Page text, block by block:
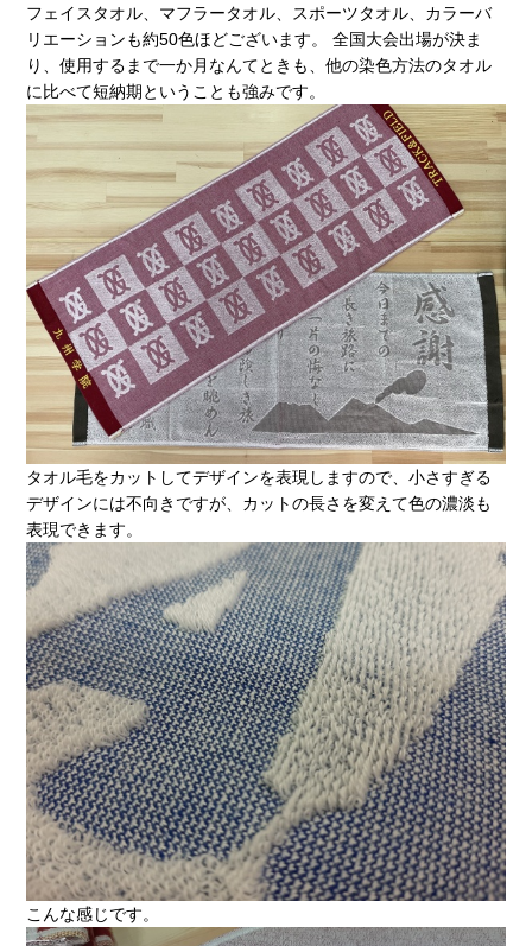
フェイスタオル、マフラータオル、スポーツタオル、カラーバ
リエーションも約50色ほどございます。 全国大会出場が決ま
り、使用するまで一か月なんてときも、他の染色方法のタオル
に比べて短納期ということも強みです。
タオル毛をカットしてデザインを表現しますので、小さすぎる
デザインには不向きですが、カットの長さを変えて色の濃淡も
表現できます。
こんな感じです。